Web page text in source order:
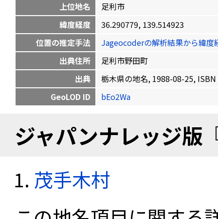
上位地名
足利市
緯度経度
36.290779, 139.514923
位置の推定手法
Jageocoderの解析結果から緯度
出典住所
足利市野田町
出典
栃木県の地名, 1988-08-25,
GeoLOD ID
bEo2Wa
ジャパンナレッジ版
茂手木村